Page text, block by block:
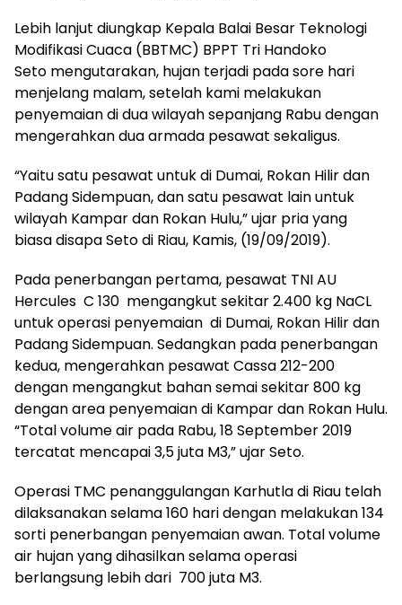
Lebih lanjut diungkap Kepala Balai Besar Teknologi
Modifikasi Cuaca (BBTMC) BPPT Tri Handoko
Seto mengutarakan, hujan terjadi pada sore hari
menjelang malam, setelah kami melakukan
penyemaian di dua wilayah sepanjang Rabu dengan
mengerahkan dua armada pesawat sekaligus.
“Yaitu satu pesawat untuk di Dumai, Rokan Hilir dan
Padang Sidempuan, dan satu pesawat lain untuk
wilayah Kampar dan Rokan Hulu,” ujar pria yang
biasa disapa Seto di Riau, Kamis, (19/09/2019).
Pada penerbangan pertama, pesawat TNI AU
Hercules C 130 mengangkut sekitar 2.400 kg NaCL
untuk operasi penyemaian di Dumai, Rokan Hilir dan
Padang Sidempuan. Sedangkan pada penerbangan
kedua, mengerahkan pesawat Cassa 212-200
dengan mengangkut bahan semai sekitar 800 kg
dengan area penyemaian di Kampar dan Rokan Hulu.
“Total volume air pada Rabu, 18 September 2019
tercatat mencapai 3,5 juta M3,” ujar Seto.
Operasi TMC penanggulangan Karhutla di Riau telah
dilaksanakan selama 160 hari dengan melakukan 134
sorti penerbangan penyemaian awan. Total volume
air hujan yang dihasilkan selama operasi
berlangsung lebih dari 700 juta M3.